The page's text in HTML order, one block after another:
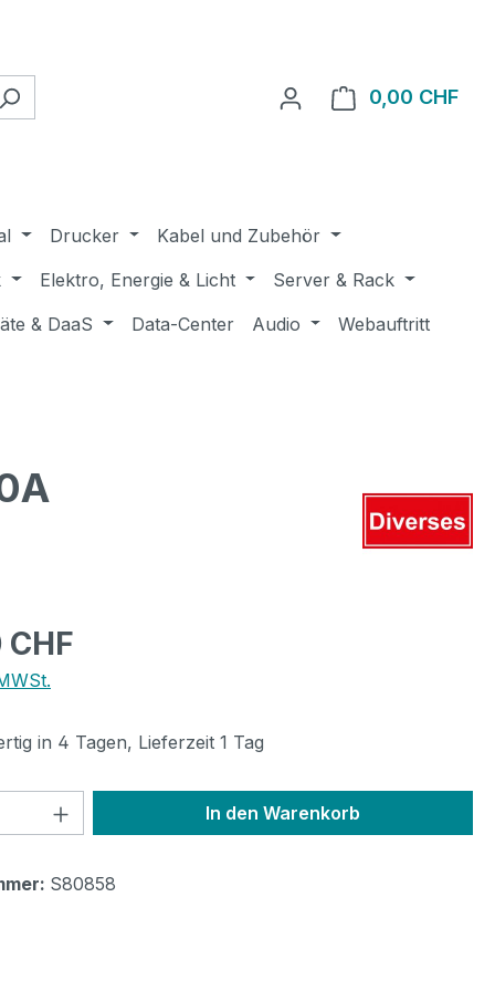
0,00 CHF
Drucker
Kabel und Zubehör
Elektro, Energie & Licht
Server & Rack
& DaaS Data-Center Audio
Webauftritt
in 4 Tagen, Lieferzeit 1 Tag
Anzahl: Gib den gewünschten Wert
In den Warenkorb
S80858